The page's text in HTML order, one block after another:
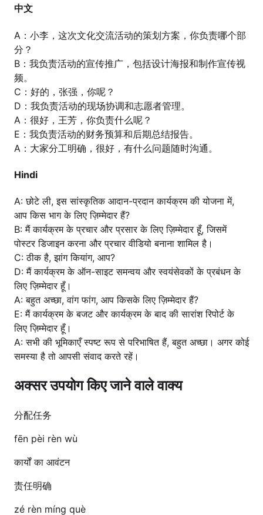
中文
A：小李，这次文化交流活动的策划方案，你负责哪个部
分？
B：我负责活动的宣传推广，包括设计海报和制作宣传视
频。
C：好的，张强，你呢？
D：我负责活动的现场协调和志愿者管理。
A：很好，王芳，你负责什么呢？
E：我负责活动的财务预算和后期总结报告。
A：大家分工明确，很好，有什么问题随时沟通。
Hindi
A: छोटे ली, इस सांस्कृतिक आदान-प्रदान कार्यक्रम की योजना में,
आप किस भाग के लिए ज़िम्मेदार हैं?
B: मैं कार्यक्रम के प्रचार और प्रसार के लिए ज़िम्मेदार हूँ, जिसमें
पोस्टर डिजाइन करना और प्रचार वीडियो बनाना शामिल है।
C: ठीक है, झांग कियांग, आप?
D: मैं कार्यक्रम के ऑन-साइट समन्वय और स्वयंसेवकों के प्रबंधन के
लिए ज़िम्मेदार हूँ।
A: बहुत अच्छा, वांग फांग, आप किसके लिए ज़िम्मेदार हैं?
E: मैं कार्यक्रम के बजट और कार्यक्रम के बाद की सारांश रिपोर्ट के
लिए ज़िम्मेदार हूँ।
A: सभी की भूमिकाएँ स्पष्ट रूप से परिभाषित हैं, बहुत अच्छा। अगर कोई
समस्या है तो आपसी संवाद करते रहें।
अक्सर उपयोग किए जाने वाले वाक्य
分配任务
fēn pèi rèn wù
कार्यों का आवंटन
责任明确
zé rèn míng què